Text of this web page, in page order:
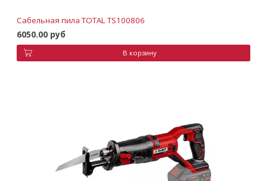
Сабельная пила TOTAL TS100806
6050.00 руб
В корзину